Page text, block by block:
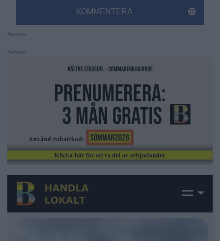
KOMMENTERA
Annons:
Annons: